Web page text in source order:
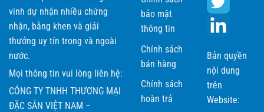
Hotline:0962.08.3232 –0915.08.5151
Tại Hạ Long:
Xưởng sản xuất: Ô 41, Tổ 1, Khu 6, P. Yết Kiêu, Tp Hạ Long,
Quảng Ninh
Điện thoại:0203.382.8558 – 0904.750.363
vinh dự nhận nhiều chứng
nhận, bằng khen và giải
thưởng uy tín trong và ngoài
nước.
Mọi thông tin vui lòng liên hệ:
CÔNG TY TNHH THƯƠNG MẠI
ĐẶC SẢN VIỆT NAM –
bảo mật
thông tin
Chính sách
bán hàng
Chính sách
hoàn trả
Bản quyền
nội dung
trên
Website: